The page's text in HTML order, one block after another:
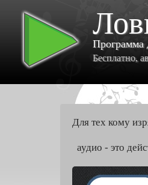
Программа
Бесплатно,
Для тех кому
аудио - это